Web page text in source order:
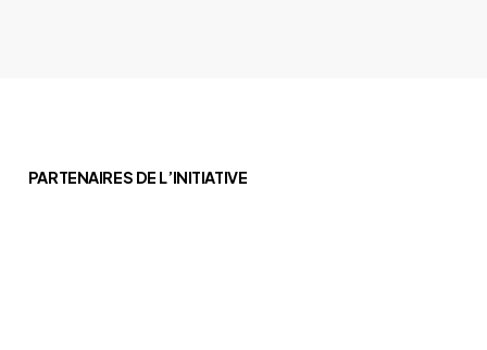
PARTENAIRES DE L’INITIATIVE